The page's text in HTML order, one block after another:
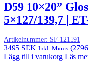
D59 10×20”
5×127/139,7 |
Artikelnummer: SF-121591
3495 SEK Inkl. Moms (2796
Lägg till i varukorg Läs